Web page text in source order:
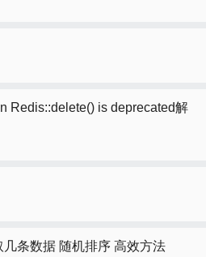
Redis::delete() is deprecated解
条数据 随机排序 高效方法